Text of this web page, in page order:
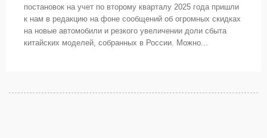
постановок на учет по второму кварталу 2025 года пришли
к нам в редакцию на фоне сообщений об огромных скидках
на новые автомобили и резкого увеличении доли сбыта
китайских моделей, собранных в России. Можно...